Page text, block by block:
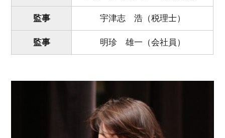
監事 宇津志 浩（税理士）
監事 明珍 雄一（会社員）